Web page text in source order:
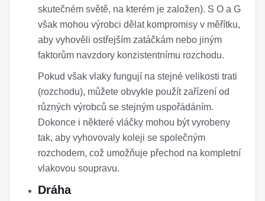
skutečném světě, na kterém je založen). S O a G
však mohou výrobci dělat kompromisy v měřítku,
aby vyhověli ostřejším zatáčkám nebo jiným
faktorům navzdory konzistentnímu rozchodu.
Pokud však vlaky fungují na stejné velikosti trati
(rozchodu), můžete obvykle použít zařízení od
různých výrobců se stejným uspořádáním.
Dokonce i některé vláčky mohou být vyrobeny
tak, aby vyhovovaly koleji se společným
rozchodem, což umožňuje přechod na kompletní
vlakovou soupravu.
Dráha